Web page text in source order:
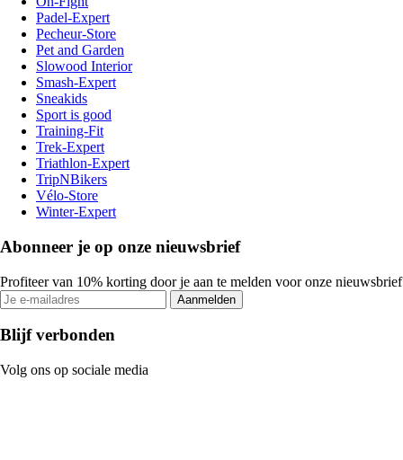
Padel-Expert
Pecheur-Store
Pet and Garden
Slowood Interior
Smash-Expert
Sneakids
Sport is good
Training-Fit
Trek-Expert
Triathlon-Expert
TripNBikers
Vélo-Store
Winter-Expert
Abonneer je op onze nieuwsbrief
Profiteer van 10% korting door je aan te melden voor onze nieuwsbrief
Aanmelden
Blijf verbonden
Volg ons op sociale media